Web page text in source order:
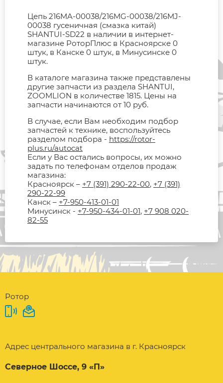
Цепь 216MA-00038/216MG-00038/216MJ-
00038 гусеничная (смазка китай)
SHANTUI-SD22 в наличии в интернет-
магазине РоторПлюс в Красноярске 0
штук, в Канске 0 штук, в Минусинске 0
штук.
В каталоге магазина также представлены
другие запчасти из раздела SHANTUI,
ZOOMLION в количестве 1815. Цены на
запчасти начинаются от 10 руб.
В случае, если Вам необходим подбор
запчастей к технике, воспользуйтесь
разделом подбора - https://rotor-
plus.ru/autocat
Если у Вас остались вопросы, их можно
задать по телефонам отделов продаж
магазина:
Красноярск – +7 (391) 290-22-00, +7 (391)
290-22-99
Канск – +7-950-413-01-01
Минусинск - +7-950-434-01-01, +7 908 020-
82-55
Ротор
Адрес центрального магазина в г. Красноярск
Северное Шоссе, 9 «П»